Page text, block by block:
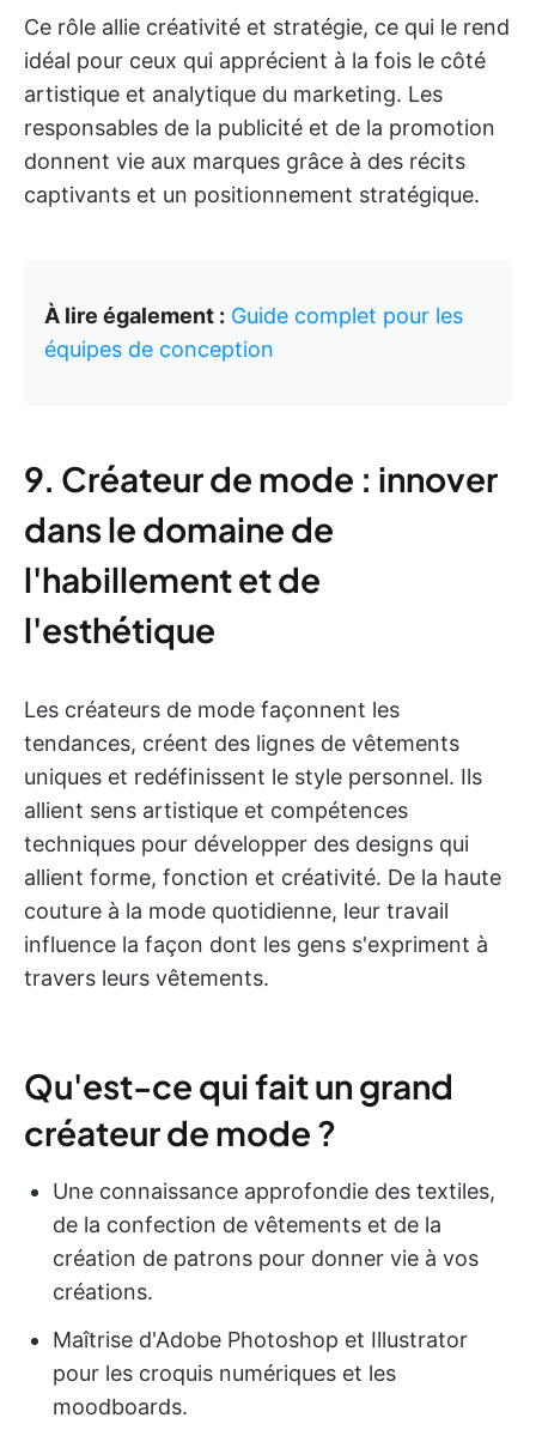
Ce rôle allie créativité et stratégie, ce qui le rend
idéal pour ceux qui apprécient à la fois le côté
artistique et analytique du marketing. Les
responsables de la publicité et de la promotion
donnent vie aux marques grâce à des récits
captivants et un positionnement stratégique.
À lire également : Guide complet pour les
équipes de conception
9. Créateur de mode : innover
dans le domaine de
l'habillement et de
l'esthétique
Les créateurs de mode façonnent les
tendances, créent des lignes de vêtements
uniques et redéfinissent le style personnel. Ils
allient sens artistique et compétences
techniques pour développer des designs qui
allient forme, fonction et créativité. De la haute
couture à la mode quotidienne, leur travail
influence la façon dont les gens s'expriment à
travers leurs vêtements.
Qu'est-ce qui fait un grand
créateur de mode ?
Une connaissance approfondie des textiles,
de la confection de vêtements et de la
création de patrons pour donner vie à vos
créations.
Maîtrise d'Adobe Photoshop et Illustrator
pour les croquis numériques et les
moodboards.